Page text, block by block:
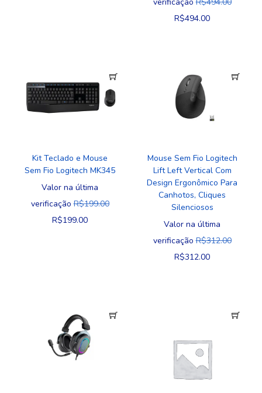
R$494.00
Kit Teclado e Mouse
Sem Fio Logitech MK345
Valor na última
verificação R$199.00
R$199.00
Mouse Sem Fio Logitech
Lift Left Vertical Com
Design Ergonômico Para
Canhotos, Cliques
Silenciosos
Valor na última
verificação R$312.00
R$312.00